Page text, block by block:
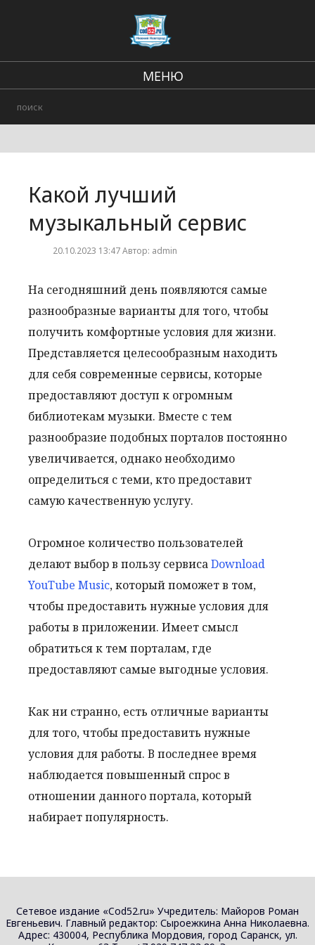
МЕНЮ
Городские события
Какой лучший
музыкальный сервис
20.10.2023 13:47 Автор: admin
На сегодняшний день появляются самые
разнообразные варианты для того, чтобы
получить комфортные условия для жизни.
Представляется целесообразным находить
для себя современные сервисы, которые
предоставляют доступ к огромным
библиотекам музыки. Вместе с тем
разнообразие подобных порталов постоянно
увеличивается, однако необходимо
определиться с теми, кто предоставит
самую качественную услугу.
Огромное количество пользователей
делают выбор в пользу сервисаDownload
YouTube Music, который поможет в том,
чтобы предоставить нужные условия для
работы в приложении. Имеет смысл
обратиться к тем порталам, где
предоставляют самые выгодные условия.
Как ни странно, есть отличные варианты
для того, чтобы предоставить нужные
условия для работы. В последнее время
наблюдается повышенный спрос в
отношении данного портала, который
набирает популярность.
Сетевое издание «Cod52.ru» Учредитель: Майоров Роман
Евгеньевич. Главный редактор: Сыроежкина Анна Николаевна.
Адрес: 430004, Республика Мордовия, город Саранск, ул.